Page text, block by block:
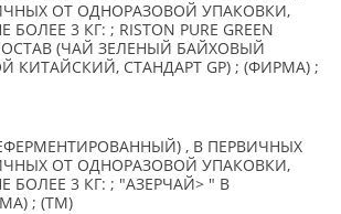
ОТ ОДНОРАЗОВОЙ УПАКОВКИ,
3 КГ: ; RISTON PURE GREEN
(ЧАЙ ЗЕЛЕНЫЙ БАЙХОВЫЙ
КИТАЙСКИЙ, СТАНДАРТ GP) ; (ФИРМА) ;
, В ПЕРВИЧНЫХ
ОТ ОДНОРАЗОВОЙ УПАКОВКИ,
БОЛЕЕ 3 КГ: ; "АЗЕРЧАЙ> " В
; (TM)